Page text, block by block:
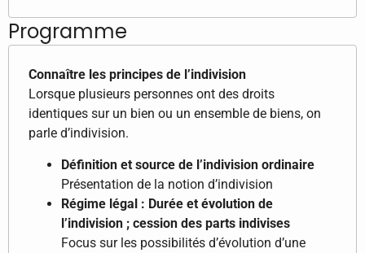
Programme
Connaître les principes de l’indivision
Lorsque plusieurs personnes ont des droits
identiques sur un bien ou un ensemble de biens, on
parle d’indivision.
Définition et source de l’indivision ordinaire
Présentation de la notion d’indivision
Régime légal : Durée et évolution de
l’indivision ; cession des parts indivises
Focus sur les possibilités d’évolution d’une